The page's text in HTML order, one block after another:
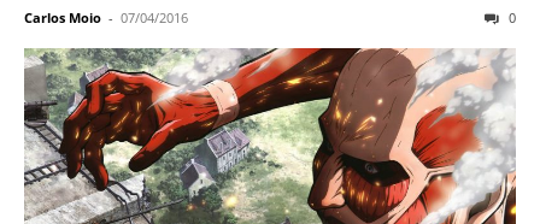
Carlos Moio - 07/04/2016 0